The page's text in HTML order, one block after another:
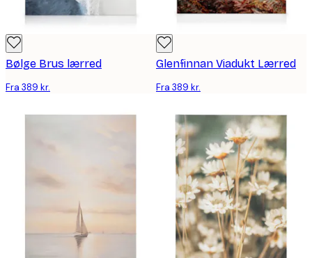
Bølge Brus lærred
Fra 389 kr.
Glenfinnan Viadukt Lærred
Fra 389 kr.